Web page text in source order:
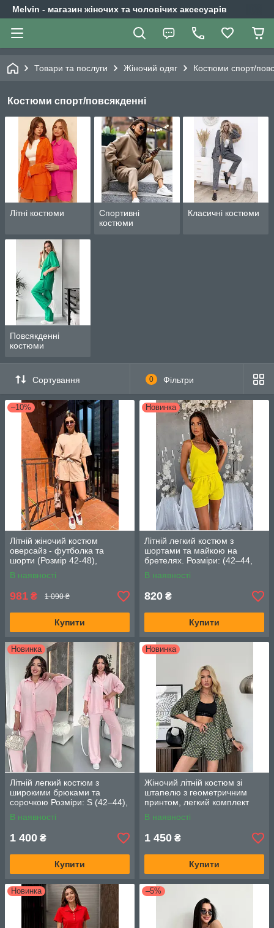
Melvin - магазин жіночих та чоловічих аксесуарів
Товари та послуги Жіночий одяг Костюми спорт/
Костюми спорт/повсякденні
Літні костюми
Спортивні
костюми
Класичні костюми
Повсякденні
костюми
Сортування 0 Фільтри
–10%
Літній жіночий костюм
оверсайз - футболка та
шорти (Розмір 42-48),
Бежевий
В наявності
981 ₴ 1 090 ₴
Купити
Новинка
Літній легкий костюм з
шортами та майкою на
бретелях. Розміри: (42–44,
46–48) Колір: жовтий
В наявності
820 ₴
Купити
Новинка
Літній легкий костюм з
широкими брюками та
сорочкою Розміри: S (42–44),
M (46–48), L (50–52) Колір:
рожевий
В наявності
1 400 ₴
Купити
Новинка
Жіночий літній костюм зі
штапелю з геометричним
принтом, легкий комплект
сорочка та шорти. Розмір:
(42,44,46) Колір: Хакі
В наявності
1 450 ₴
Купити
Новинка –5%